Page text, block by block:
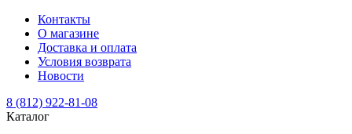
Контакты
О магазине
Доставка и оплата
Условия возврата
Новости
8 (812) 922-81-08
Каталог